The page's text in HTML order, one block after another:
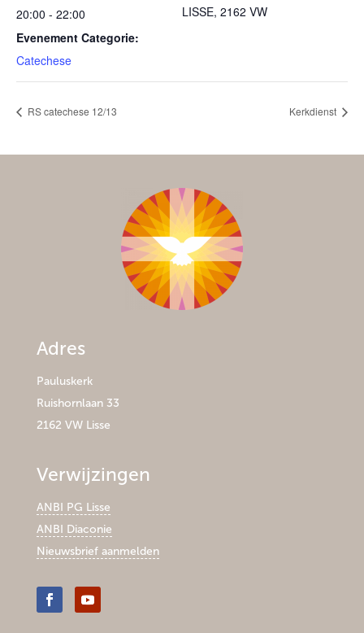
20:00 - 22:00
Evenement Categorie:
Catechese
LISSE, 2162 VW
RS catechese 12/13 Kerkdienst
Adres
Pauluskerk
Ruishornlaan 33
2162 VW Lisse
Verwijzingen
ANBI PG Lisse
ANBI Diaconie
Nieuwsbrief aanmelden